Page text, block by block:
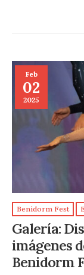
Feb
02
2025
Benidorm Fest
Galería:
imágenes
Benidorm